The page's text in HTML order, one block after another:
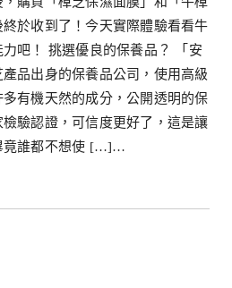
於收到了！今天實際體驗看看牛
吧！ 挑選優良的保養品？ 「安
品出身的保養品公司，使用高級
有機天然的成分，公開透明的保
驗認證，可信度更好了，這是讓
竟誰都不想使 […]…